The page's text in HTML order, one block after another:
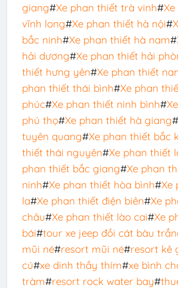
giang#Xe phan thiết trà vinh#
vĩnh long#Xe phan thiết hà nội#
bắc ninh#Xe phan thiết hà nam#
hải dương#Xe phan thiết hải
thiết hưng yên#Xe phan thiết
phan thiết thái bình#Xe phan
phúc#Xe phan thiết ninh bình#
phú thọ#Xe phan thiết hà giang#
tuyên quang#Xe phan thiết bắc
thiết thái nguyên#Xe phan thiết
phan thiết bắc giang#Xe phan
ninh#Xe phan thiết hòa bình#Xe
la#Xe phan thiết điện biên#Xe
châu#Xe phan thiết lào cai#Xe
bái#tour xe jeep đồi cát bàu
mũi né#resort mũi né#resort kê
cú#xe dinh thầy thím#xe bình
tràm#resort rock water bay#